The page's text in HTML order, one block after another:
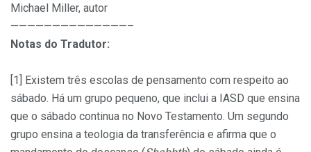
Michael Miller, autor
——————————————–
Notas do Tradutor:
[1] Existem três escolas de pensamento com respeito ao
sábado. Há um grupo pequeno, que inclui a IASD que ensina
que o sábado continua no Novo Testamento. Um segundo
grupo ensina a teologia da transferência e afirma que o